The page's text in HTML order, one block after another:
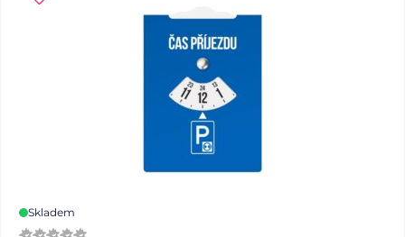
Skladem